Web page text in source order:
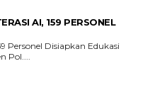
AI, 159 PERSONEL
Personel Disiapkan Edukasi
Pol....